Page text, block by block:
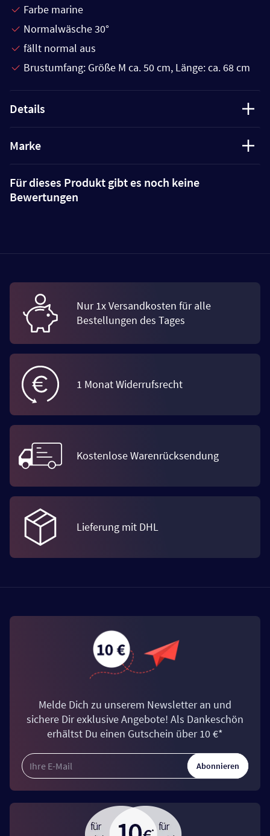
Farbe marine
Normalwäsche 30°
fällt normal aus
Brustumfang: Größe M ca. 50 cm, Länge: ca. 68 cm
Details
Marke
Für dieses Produkt gibt es noch keine
Bewertungen
Nur 1x Versandkosten für alle
Bestellungen des Tages
1 Monat Widerrufsrecht
Kostenlose Warenrücksendung
Lieferung mit DHL
Melde Dich zu unserem Newsletter an und
sichere Dir exklusive Angebote! Als Dankeschön
erhältst Du einen Gutschein über 10 €*
Abonnieren